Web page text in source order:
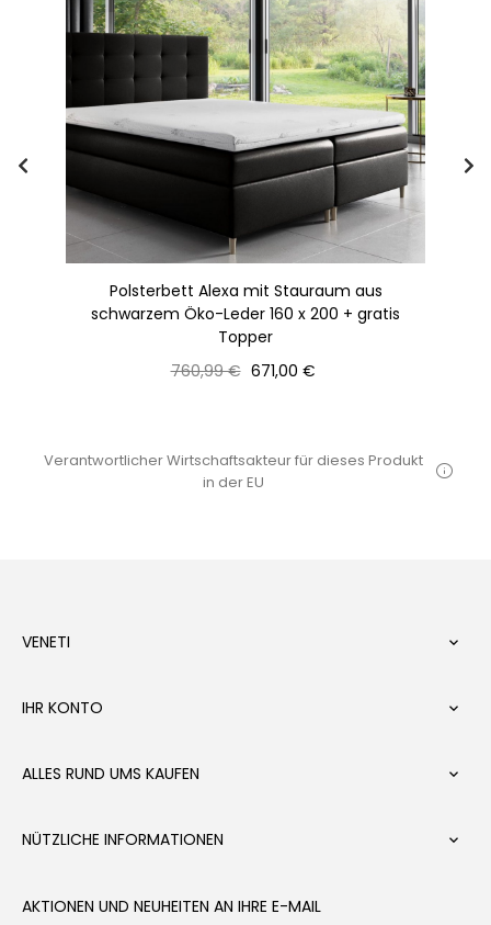
Polsterbett Alexa mit Stauraum aus
schwarzem Öko-Leder 160 x 200 + gratis
Topper
Normaler
760,99 € Preis
671,00 €
Verantwortlicher Wirtschaftsakteur für dieses Produkt
in der EU
VENETI 
IHR KONTO 
ALLES RUND UMS KAUFEN 
NÜTZLICHE INFORMATIONEN 
AKTIONEN UND NEUHEITEN AN IHRE E-MAIL